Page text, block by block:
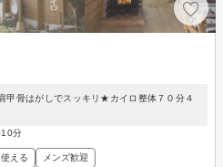
骨はがしでスッキリ★カイロ整体７０分４
10分
える メンズ歓迎